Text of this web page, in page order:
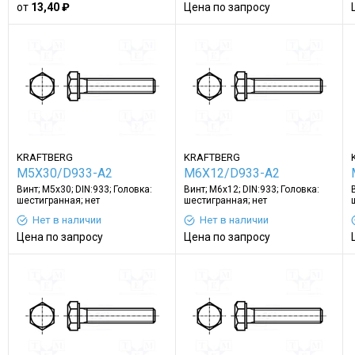
от 13,40 ₽ Цена по запросу
KRAFTBERG
M5X30/D933-A2
Винт; M5x30; DIN:933; Головка:
шестигранная; нет
Нет в наличии
Цена по запросу
KRAFTBERG
M6X12/D933-A2
Винт; M6x12; DIN:933; Головка:
шестигранная; нет
Нет в наличии
Цена по запросу